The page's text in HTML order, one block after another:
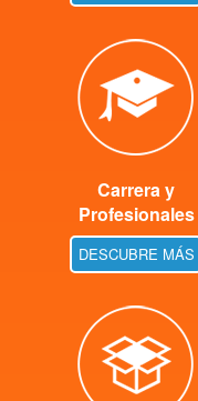
Carrera y
Profesionales
DESCUBRE MÁS